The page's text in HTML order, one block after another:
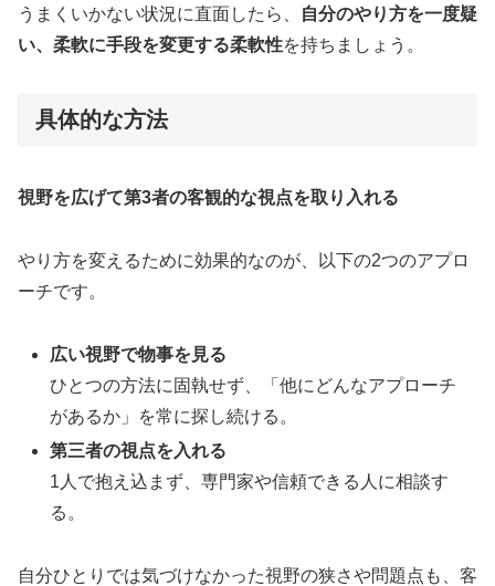
うまくいかない状況に直面したら、
自分のやり方を一度疑
い、柔軟に手段を変更する柔軟性を持ちましょう。
具体的な方法
視野を広げて第3者の客観的な視点を取り入れる
やり方を変えるために効果的なのが、以下の2つのアプロ
ーチです。
広い視野で物事を見る
ひとつの方法に固執せず、「他にどんなアプローチ
があるか」を常に探し続ける。
第三者の視点を入れる
1人で抱え込まず、専門家や信頼できる人に相談す
る。
自分ひとりでは気づけなかった視野の狭さや問題点も、客